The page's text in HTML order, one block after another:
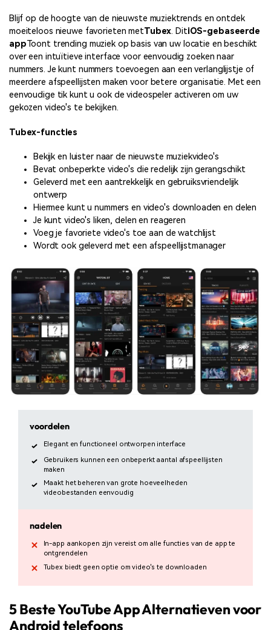
Blijf op de hoogte van de nieuwste muziektrends en ontdek
moeiteloos nieuwe favorieten metTubex. DitiOS-gebaseerde
appToont trending muziek op basis van uw locatie en beschikt
over een intuïtieve interface voor eenvoudig zoeken naar
nummers. Je kunt nummers toevoegen aan een verlanglijstje of
meerdere afspeellijsten maken voor betere organisatie. Met een
eenvoudige tik kunt u ook de videospeler activeren om uw
gekozen video's te bekijken.
Tubex-functies
Bekijk en luister naar de nieuwste muziekvideo's
Bevat onbeperkte video's die redelijk zijn gerangschikt
Geleverd met een aantrekkelijk en gebruiksvriendelijk
ontwerp
Hiermee kunt u nummers en video's downloaden en delen
Je kunt video's liken, delen en reageren
Voeg je favoriete video's toe aan de watchlijst
Wordt ook geleverd met een afspeellijstmanager
voordelen
Elegant en functioneel ontworpen interface
Gebruikers kunnen een onbeperkt aantal afspeellijsten
maken
Maakt het beheren van grote hoeveelheden
videobestanden eenvoudig
nadelen
In-app aankopen zijn vereist om alle functies van de app te
ontgrendelen
Tubex biedt geen optie om video's te downloaden
5 Beste YouTube App Alternatieven voor
Android telefoons